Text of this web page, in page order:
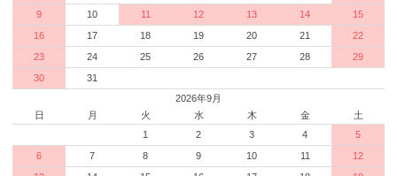
9
10 11 12 13 14
15
16
17 18 19 20 21
22
23
24 25 26 27 28
29
30
31
2026年9月
日
月 火 水 木 金
土
1
2 3 4
5
6
7 8 9 10 11
12